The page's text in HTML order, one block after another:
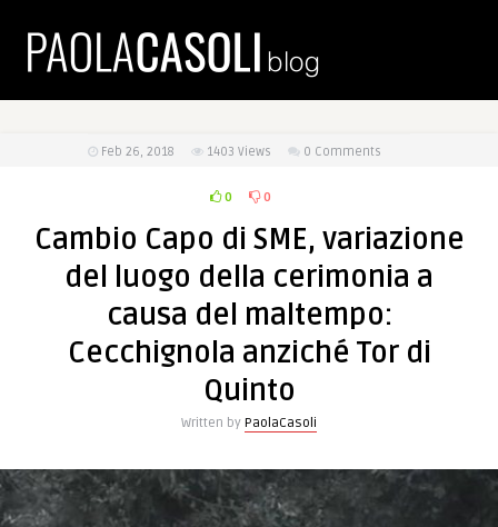
Feb 26, 2018 1403 Views 0 Comments
0 0
Cambio Capo di SME, variazione
del luogo della cerimonia a
causa del maltempo:
Cecchignola anziché Tor di
Quinto
Written by PaolaCasoli